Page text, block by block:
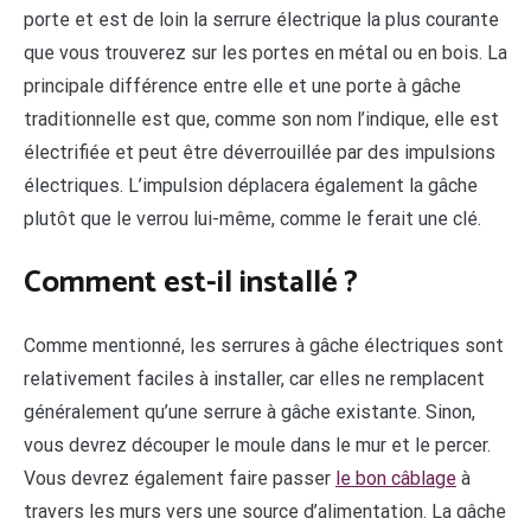
porte et est de loin la serrure électrique la plus courante
que vous trouverez sur les portes en métal ou en bois. La
principale différence entre elle et une porte à gâche
traditionnelle est que, comme son nom l’indique, elle est
électrifiée et peut être déverrouillée par des impulsions
électriques. L’impulsion déplacera également la gâche
plutôt que le verrou lui-même, comme le ferait une clé.
Comment est-il installé ?
Comme mentionné, les serrures à gâche électriques sont
relativement faciles à installer, car elles ne remplacent
généralement qu’une serrure à gâche existante. Sinon,
vous devrez découper le moule dans le mur et le percer.
Vous devrez également faire passer le bon câblage à
travers les murs vers une source d’alimentation. La gâche